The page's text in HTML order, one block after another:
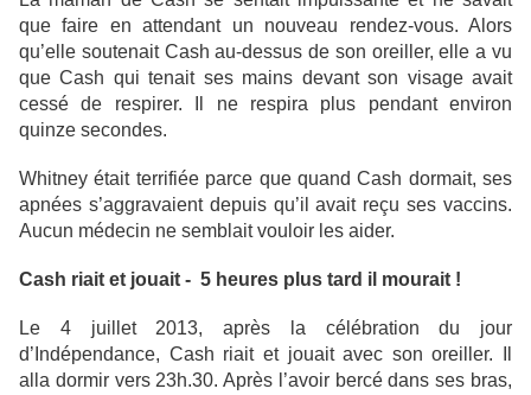
que faire en attendant un nouveau rendez-vous. Alors
qu’elle soutenait Cash au-dessus de son oreiller, elle a vu
que Cash qui tenait ses mains devant son visage avait
cessé de respirer. Il ne respira plus pendant environ
quinze secondes.
Whitney était terrifiée parce que quand Cash dormait, ses
apnées s’aggravaient depuis qu’il avait reçu ses vaccins.
Aucun médecin ne semblait vouloir les aider.
Cash riait et jouait - 5 heures plus tard il mourait !
Le 4 juillet 2013, après la célébration du jour
d’Indépendance, Cash riait et jouait avec son oreiller. Il
alla dormir vers 23h.30. Après l’avoir bercé dans ses bras,